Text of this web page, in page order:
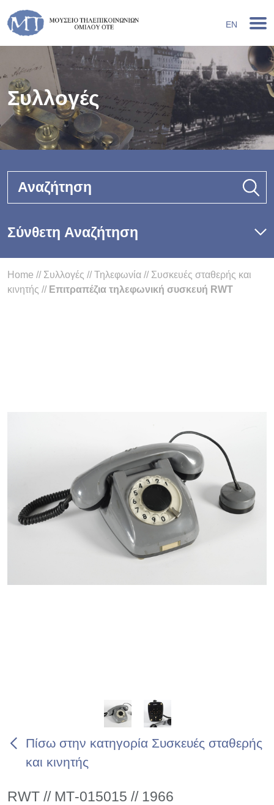
EN
Συλλογές
Αναζήτηση
Σύνθετη Αναζήτηση
Home // Συλλογές //Τηλεφωνία // Συσκευές σταθερής και
κινητής // Επιτραπέζια τηλεφωνική συσκευή RWT
Πίσω στην κατηγορία Συσκευές σταθερής
και κινητής
RWT // ΜΤ-015015 // 1966